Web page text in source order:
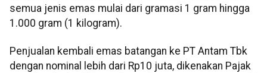
semua jenis emas mulai dari gramasi 1 gram hingga
1.000 gram (1 kilogram).
Penjualan kembali emas batangan ke PT Antam Tbk
dengan nominal lebih dari Rp10 juta, dikenakan Pajak